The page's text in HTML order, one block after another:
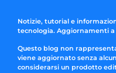
Notizie, tutorial e
tecnologia. Aggiornamenti a
Questo blog non
viene aggiornato senza
considerarsi un prodotto